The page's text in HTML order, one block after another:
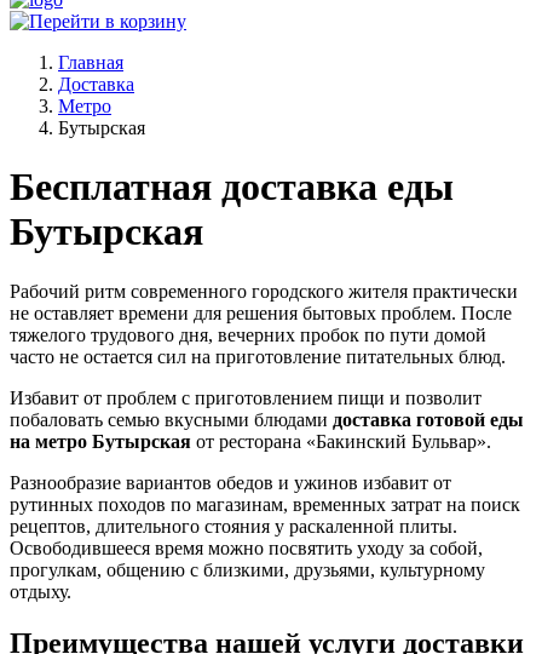
Главная
Доставка
Метро
Бутырская
Бесплатная доставка еды
Бутырская
Рабочий ритм современного городского жителя практически
не оставляет времени для решения бытовых проблем. После
тяжелого трудового дня, вечерних пробок по пути домой
часто не остается сил на приготовление питательных блюд.
Избавит от проблем с приготовлением пищи и позволит
побаловать семью вкусными блюдами доставка готовой еды
на метро Бутырская от ресторана «Бакинский Бульвар».
Разнообразие вариантов обедов и ужинов избавит от
рутинных походов по магазинам, временных затрат на поиск
рецептов, длительного стояния у раскаленной плиты.
Освободившееся время можно посвятить уходу за собой,
прогулкам, общению с близкими, друзьями, культурному
отдыху.
Преимущества нашей услуги доставки